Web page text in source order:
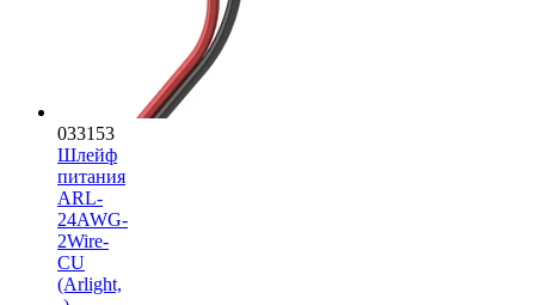
033153
Шлейф
питания
ARL-
24AWG-
2Wire-
CU
(Arlight,